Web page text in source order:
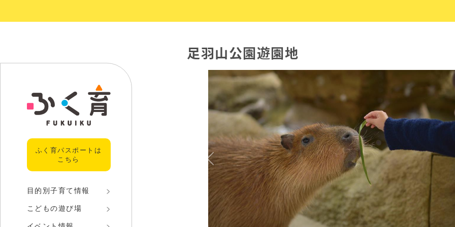
ふく育パスポートは
こちら
目的別子育て情報
こどもの遊び場
足羽山公園遊園地
Previous